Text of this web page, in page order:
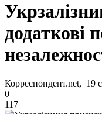
додаткові
Корреспондент.net, 19
0
117